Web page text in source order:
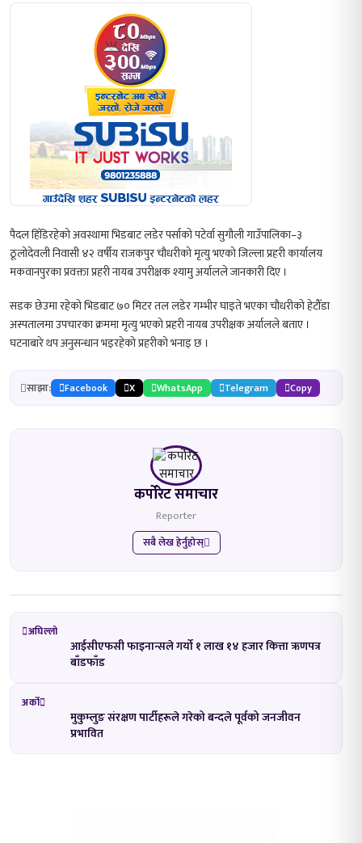
पैदल हिँडिरहेको अवस्थामा भिडबाट लडेर पर्साको पटेर्वा सुगौली गाउँपालिका–३
ठूलोदेवली निवासी ४२ वर्षीय राजकपुर चौधरीको मृत्यु भएको जिल्ला प्रहरी कार्यालय
मकवानपुरका प्रवक्ता प्रहरी नायब उपरीक्षक श्यामु अर्यालले जानकारी दिए ।
सडक छेउमा रहेको भिडबाट ७० मिटर तल लडेर गम्भीर घाइते भएका चौधरीको हेटौँडा
अस्पतालमा उपचारका क्रममा मृत्यु भएको प्रहरी नायब उपरीक्षक अर्यालले बताए ।
घटनाबारे थप अनुसन्धान भइरहेको प्रहरीको भनाइ छ ।
साझा: Facebook X WhatsApp Telegram Copy
कर्पोरेट समाचार
Reporter
सबै लेख हेर्नुहोस्
अघिल्लो
आईसीएफसी फाइनान्सले गर्यो १ लाख १४ हजार कित्ता ऋणपत्र
बाँडफाँड
अर्को
मुकुम्लुङ संरक्षण पार्टीहरूले गरेको बन्दले पूर्वको जनजीवन
प्रभावित